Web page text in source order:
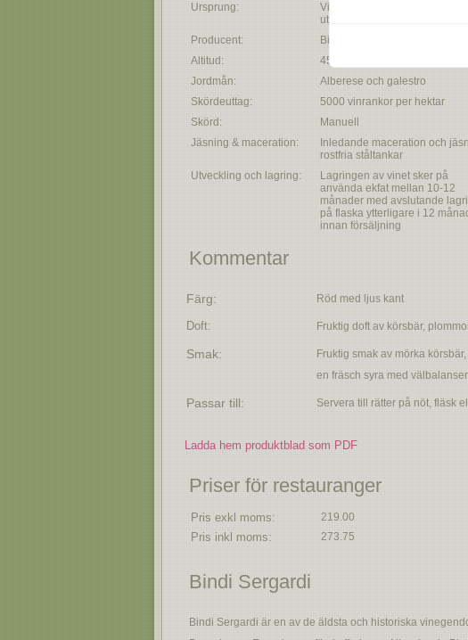
Ursprung:
Vingårdar från egendomen I
utanför Siena.
Producent:
Bindi Sergardi
Altitud:
450 meter över havet
Jordmån:
Alberese och galestro
Skördeuttag:
5000 vinrankor per hektar
Skörd:
Manuell
Jäsning & maceration:
Inledande maceration och
rostfria ståltankar
Utveckling och lagring:
Lagringen av vinet sker på
använda ekfat mellan 10-12
månader med avslutande
på flaska ytterligare i 12
innan försäljning
Kommentar
Färg: Röd med ljus kant
Doft: Fruktig doft av körsbär,
Smak:
Fruktig smak av mörka
en fräsch syra med
Passar till: Servera till rätter på nöt, fläsk
Ladda hem produktblad som PDF
Priser för restauranger
Pris exkl moms: 219.00
Pris inkl moms: 273.75
Bindi Sergardi
Bindi Sergardi är en av de äldsta och historiska